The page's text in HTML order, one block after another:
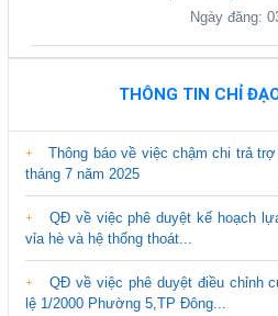
Ngày đăng:
THÔNG TIN CHỈ
Thông báo về việc chậm chi trả
tháng 7 năm 2025
QĐ về việc phê duyệt kế hoạch
vỉa hè và hệ thống thoát...
QĐ về việc phê duyệt điều chỉnh
lệ 1/2000 Phường 5,TP Đông...